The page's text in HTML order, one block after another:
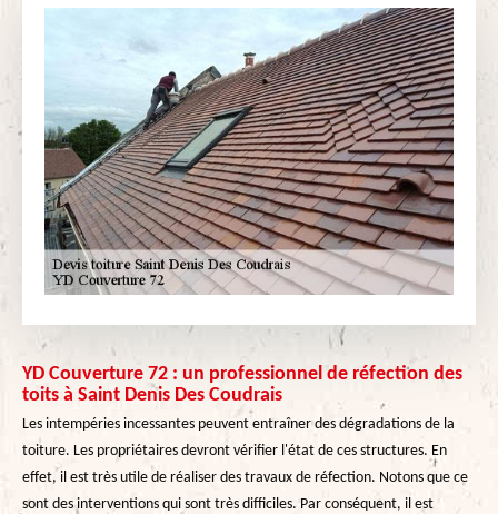
YD Couverture 72 : un professionnel de réfection des
toits à Saint Denis Des Coudrais
Les intempéries incessantes peuvent entraîner des dégradations de la
toiture. Les propriétaires devront vérifier l'état de ces structures. En
effet, il est très utile de réaliser des travaux de réfection. Notons que ce
sont des interventions qui sont très difficiles. Par conséquent, il est